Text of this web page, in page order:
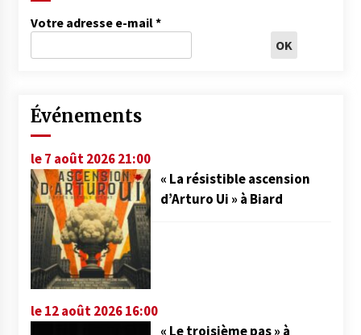
Votre adresse e-mail*
Événements
le 7 août 2026 21:00
« La résistible ascension
d’Arturo Ui » à Biard
le 12 août 2026 16:00
« Le troisième pas » à